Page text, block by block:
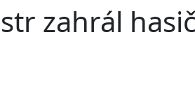
zahrál